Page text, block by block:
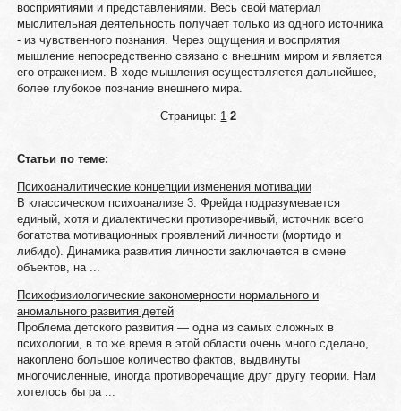
восприятиями и представлениями. Весь свой материал
мыслительная деятельность получает только из одного источника
- из чувственного познания. Через ощущения и восприятия
мышление непосредственно связано с внешним миром и является
его отражением. В ходе мышления осуществляется дальнейшее,
более глубокое познание внешнего мира.
Страницы: 1 2
Статьи по теме:
Психоаналитические концепции изменения мотивации
В классическом психоанализе 3. Фрейда подразумевается
единый, хотя и диалектически противоречивый, источник всего
богатства мотивационных проявлений личности (мортидо и
либидо). Динамика развития личности заключается в смене
объектов, на ...
Психофизиологические закономерности нормального и
аномального развития детей
Проблема детского развития — одна из самых сложных в
психологии, в то же время в этой области очень много сделано,
накоплено большое количество фактов, выдвинуты
многочисленные, иногда противоречащие друг другу теории. Нам
хотелось бы ра ...